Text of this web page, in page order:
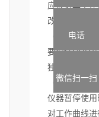
应该对其工
改有关界面
（6） 安装环
要保证COD
独立的稳压
（7） 仪器暂
仪器暂停使
对工作曲线
电话
微信扫一扫